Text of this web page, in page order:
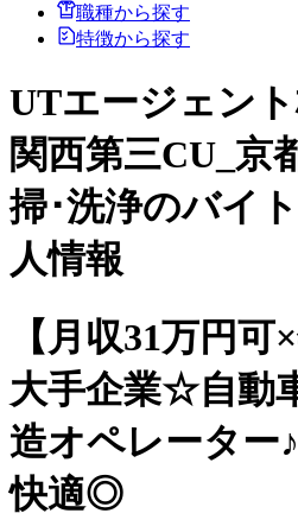
職種から探す
特徴から探す
UTエージェン
関西第三CU_京
掃･洗浄のバイ
人情報
【月収31万円可
大手企業☆自動
造オペレーター
快適◎